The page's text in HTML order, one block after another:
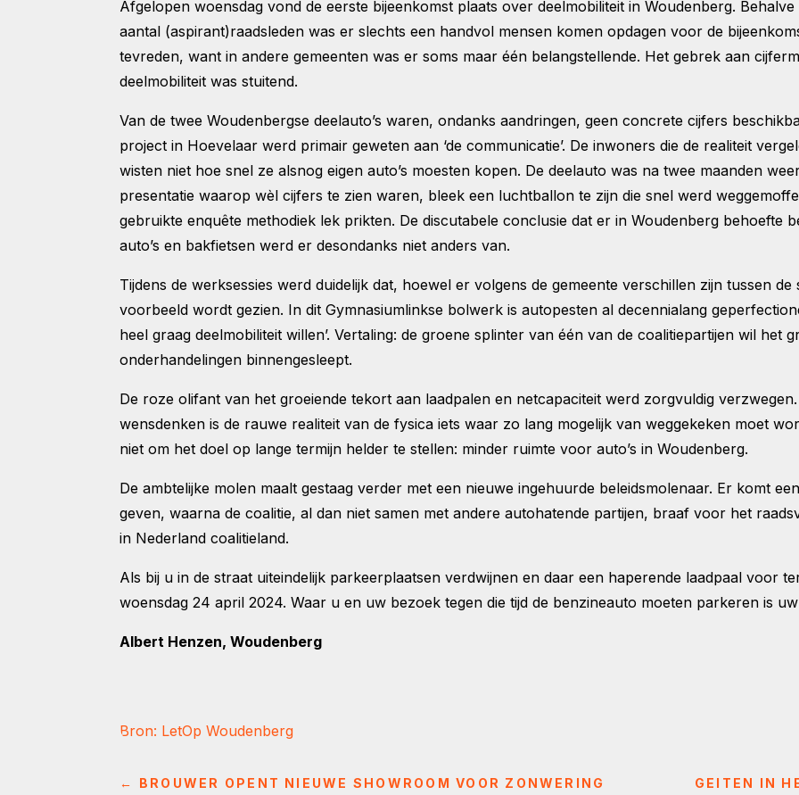
Afgelopen woensdag vond de eerste bijeenkomst plaats over deelmobiliteit in Woudenberg.
aantal (aspirant)raadsleden was er slechts een handvol mensen komen opdagen voor de
tevreden, want in andere gemeenten was er soms maar één belangstellende. Het gebrek aan
deelmobiliteit was stuitend.
Van de twee Woudenbergse deelauto’s waren, ondanks aandringen, geen concrete cijfers
project in Hoevelaar werd primair geweten aan ‘de communicatie’. De inwoners die de realiteit
wisten niet hoe snel ze alsnog eigen auto’s moesten kopen. De deelauto was na twee maanden
presentatie waarop wèl cijfers te zien waren, bleek een luchtballon te zijn die snel werd
gebruikte enquête methodiek lek prikten. De discutabele conclusie dat er in Woudenberg behoefte
auto’s en bakfietsen werd er desondanks niet anders van.
Tijdens de werksessies werd duidelijk dat, hoewel er volgens de gemeente verschillen zijn tussen
voorbeeld wordt gezien. In dit Gymnasiumlinkse bolwerk is autopesten al decennialang
heel graag deelmobiliteit willen’. Vertaling: de groene splinter van één van de coalitiepartijen wil het
onderhandelingen binnengesleept.
De roze olifant van het groeiende tekort aan laadpalen en netcapaciteit werd zorgvuldig
wensdenken is de rauwe realiteit van de fysica iets waar zo lang mogelijk van weggekeken moet
niet om het doel op lange termijn helder te stellen: minder ruimte voor auto’s in Woudenberg.
De ambtelijke molen maalt gestaag verder met een nieuwe ingehuurde beleidsmolenaar. Er komt
geven, waarna de coalitie, al dan niet samen met andere autohatende partijen, braaf voor het
in Nederland coalitieland.
Als bij u in de straat uiteindelijk parkeerplaatsen verdwijnen en daar een haperende laadpaal voor
woensdag 24 april 2024. Waar u en uw bezoek tegen die tijd de benzineauto moeten parkeren is
Albert Henzen, Woudenberg
Bron: LetOp Woudenberg
← BROUWER OPENT NIEUWE SHOWROOM VOOR ZONWERING GEITEN IN